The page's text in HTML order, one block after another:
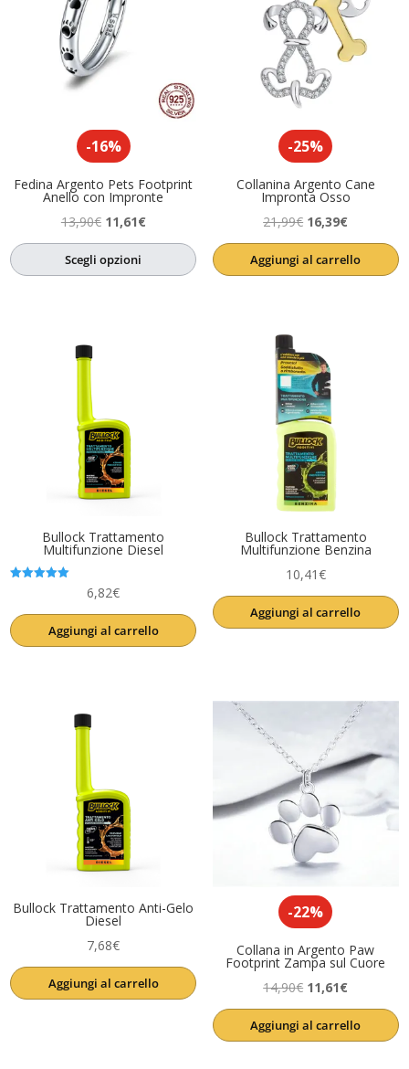
-16%
Fedina Argento Pets Footprint
Anello con Impronte
13,90€ Il
prezzo
originale
11,61€Il
prezzo
Scegli opzioni
-25%
Collanina Argento Cane
Impronta Osso
21,99€ Il
prezzo
originale
16,39€Il
prezzo
attuale
Aggiungi al carrello
Bullock Trattamento
Multifunzione Diesel
6,82€
Aggiungi al carrello
Bullock Trattamento
Multifunzione Benzina
10,41€
Aggiungi al carrello
Bullock Trattamento Anti-Gelo
Diesel
7,68€
Aggiungi al carrello
-22%
Collana in Argento Paw
Footprint Zampa sul Cuore
14,90€ Il
prezzo
originale
11,61€Il
prezzo
attuale
Aggiungi al carrello